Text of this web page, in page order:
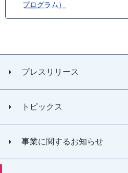
プログラム）
プレスリリース
トピックス
事業に関するお知らせ